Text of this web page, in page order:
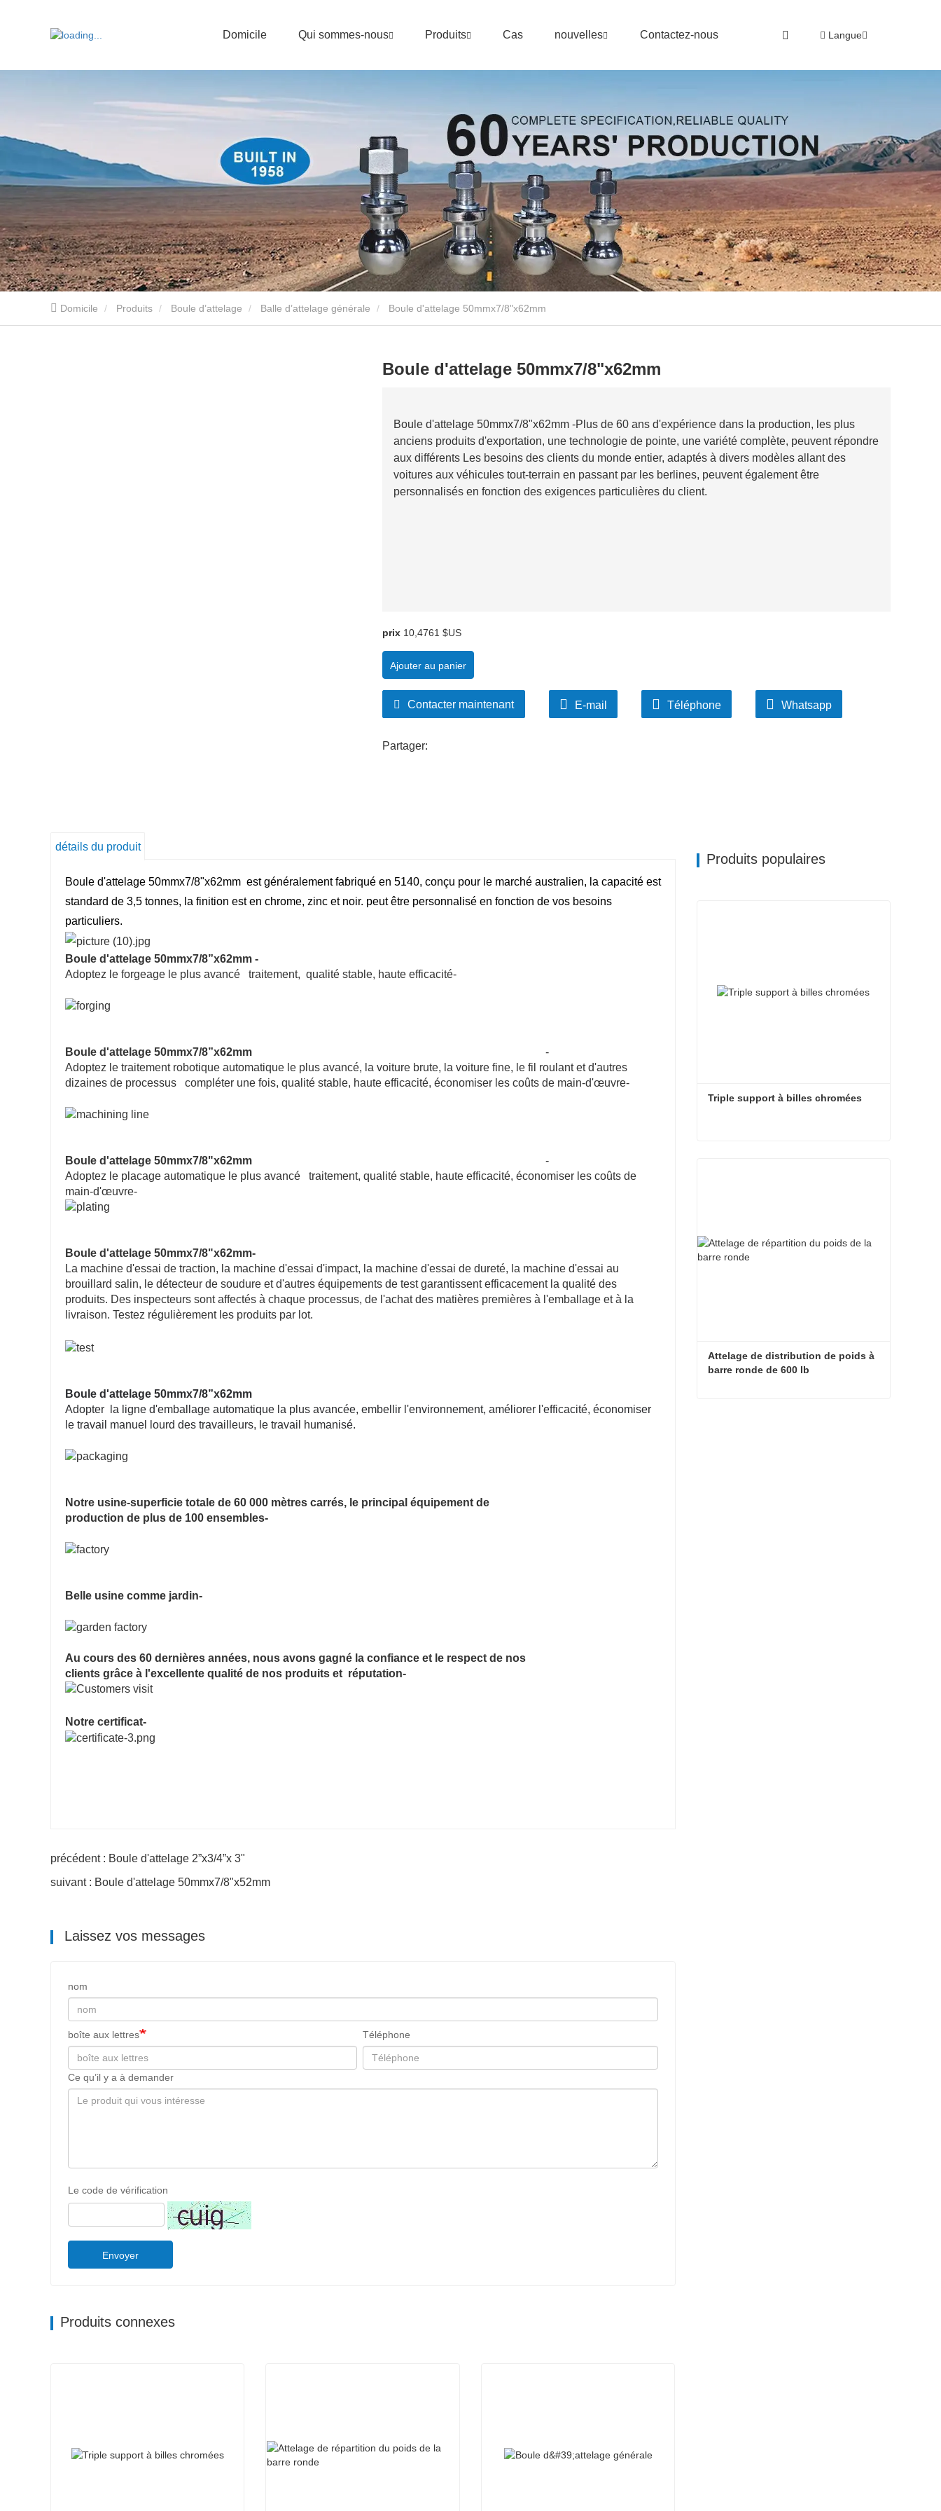
Domicile Qui sommes-nous Produits Cas nouvelles Contactez-nous Langue
Domicile Produits Boule d’attelage Balle d’attelage générale Boule d'attelage 50mmx7/8"x62mm
Boule d'attelage 50mmx7/8"x62mm
Boule d'attelage 50mmx7/8"x62mm -Plus de 60 ans d'expérience dans la production, les plus
anciens produits d'exportation, une technologie de pointe, une variété complète, peuvent répondre
aux différents Les besoins des clients du monde entier, adaptés à divers modèles allant des
voitures aux véhicules tout-terrain en passant par les berlines, peuvent également être
personnalisés en fonction des exigences particulières du client.
prix 10,4761 $US
Ajouter au panier
Contacter maintenant E-mail Téléphone Whatsapp
Partager:
détails du produit
Boule d'attelage 50mmx7/8"x62mm est généralement fabriqué en 5140, conçu pour le marché australien, la capacité est
standard de 3,5 tonnes, la finition est en chrome, zinc et noir. peut être personnalisé en fonction de vos besoins
particuliers.
Boule d'attelage 50mmx7/8”x62mm -
Adoptez le forgeage le plus avancé traitement, qualité stable, haute efficacité-
Boule d'attelage 50mmx7/8”x62mm
-
Adoptez le traitement robotique automatique le plus avancé, la voiture brute, la voiture fine, le fil roulant et d'autres
dizaines de processus compléter une fois, qualité stable, haute efficacité, économiser les coûts de main-d'œuvre-
Boule d'attelage 50mmx7/8"x62mm
-
Adoptez le placage automatique le plus avancé traitement, qualité stable, haute efficacité, économiser les coûts de
main-d'œuvre-
Boule d'attelage 50mmx7/8"x62mm-
La machine d'essai de traction, la machine d'essai d'impact, la machine d'essai de dureté, la machine d'essai au
brouillard salin, le détecteur de soudure et d'autres équipements de test garantissent efficacement la qualité des
produits. Des inspecteurs sont affectés à chaque processus, de l'achat des matières premières à l'emballage et à la
livraison. Testez régulièrement les produits par lot.
Boule d'attelage 50mmx7/8”x62mm
Adopter la ligne d'emballage automatique la plus avancée, embellir l'environnement, améliorer l'efficacité, économiser
le travail manuel lourd des travailleurs, le travail humanisé.
Notre usine-superficie totale de 60 000 mètres carrés, le principal équipement de
production de plus de 100 ensembles-
Belle usine comme jardin-
Au cours des 60 dernières années, nous avons gagné la confiance et le respect de nos
clients grâce à l'excellente qualité de nos produits et réputation-
Notre certificat-
précédent : Boule d'attelage 2”x3/4”x 3"
suivant : Boule d'attelage 50mmx7/8"x52mm
Laissez vos messages
nom
boîte aux lettres Téléphone
Ce qu’il y a à demander
Le code de vérification
Envoyer
Produits connexes
Produits populaires
Triple support à billes chromées
Attelage de distribution de poids à
barre ronde de 600 lb